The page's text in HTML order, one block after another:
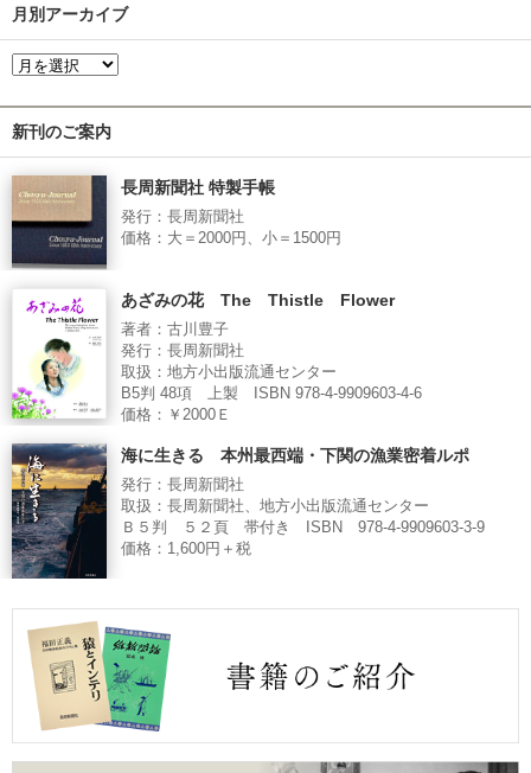
月別アーカイブ
新刊のご案内
長周新聞社 特製手帳
発行：長周新聞社
価格：大＝2000円、小＝1500円
あざみの花 The Thistle Flower
著者：古川豊子
発行：長周新聞社
取扱：地方小出版流通センター
B5判 48項 上製 ISBN 978-4-9909603-4-6
価格：￥2000Ｅ
海に生きる 本州最西端・下関の漁業密着ルポ
発行：長周新聞社
取扱：長周新聞社、地方小出版流通センター
Ｂ５判 ５２頁 帯付き ISBN 978-4-9909603-3-9
価格：1,600円＋税